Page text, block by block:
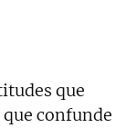
que
confunde